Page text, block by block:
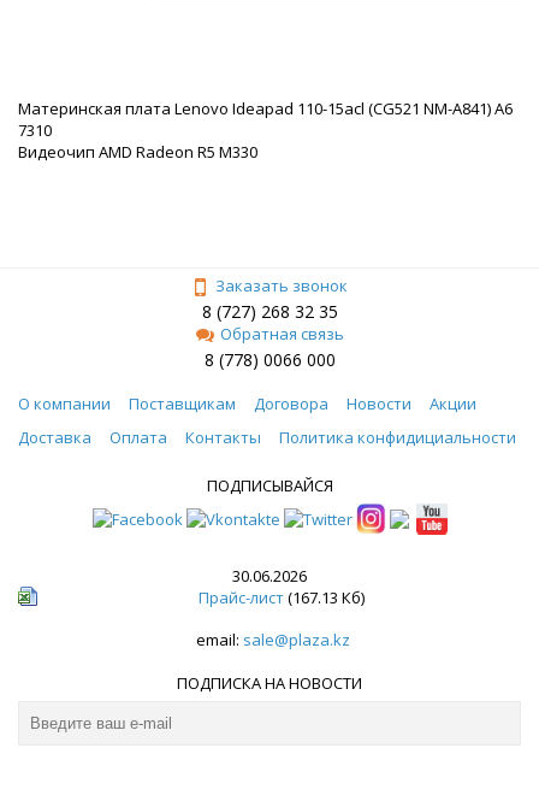
Материнская плата Lenovo Ideapad 110-15acl (CG521 NM-A841) A6
7310
Видеочип AMD Radeon R5 M330
Заказать звонок
8 (727) 268 32 35
Обратная связь
8 (778) 0066 000
О компании Поставщикам Договора Новости
Акции
Доставка
Оплата Контакты Политика конфидициальности
ПОДПИСЫВАЙСЯ
30.06.2026
Прайс-лист(167.13 Кб)
email: sale@plaza.kz
ПОДПИСКА НА НОВОСТИ